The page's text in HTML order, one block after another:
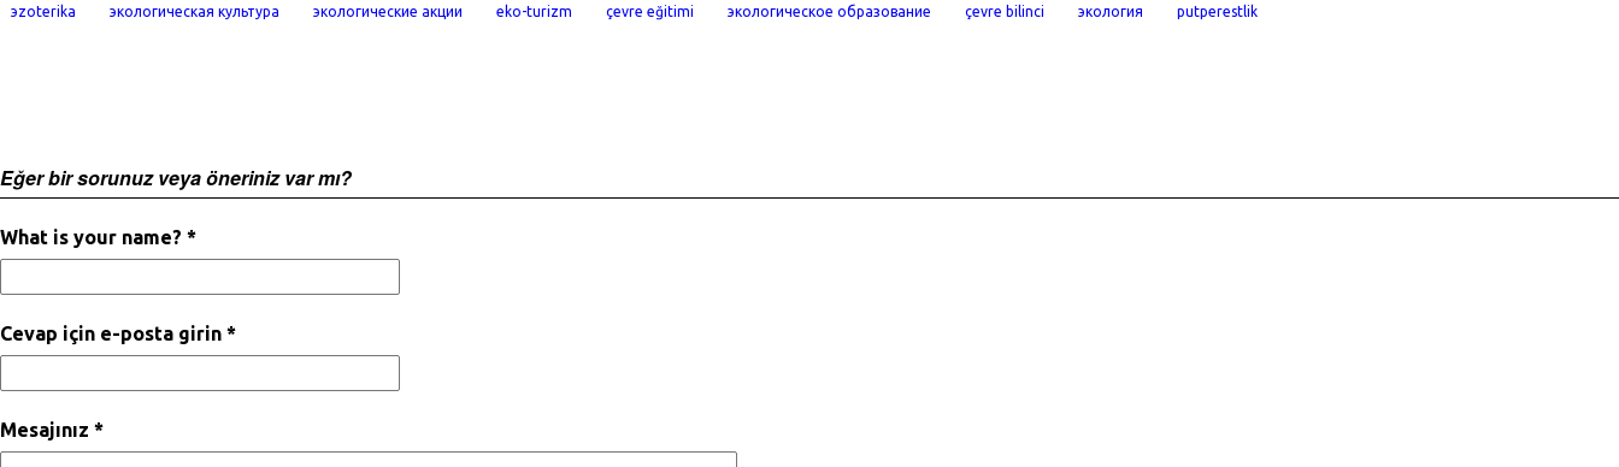
эzoterika экологическая культура экологические акции eko-turizm çevre eğitimi экологическое образование çevre bilinci экология putperestlik
Eğer bir sorunuz veya öneriniz var mı?
What is your name? *
Cevap için e-posta girin *
Mesajınız *